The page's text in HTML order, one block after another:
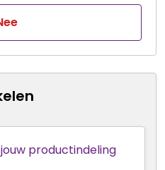
productindeling